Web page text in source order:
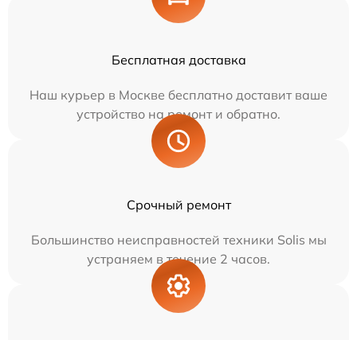
Бесплатная доставка
Наш курьер в Москве бесплатно доставит ваше
устройство на ремонт и обратно.
Срочный ремонт
Большинство неисправностей техники Solis мы
устраняем в течение 2 часов.